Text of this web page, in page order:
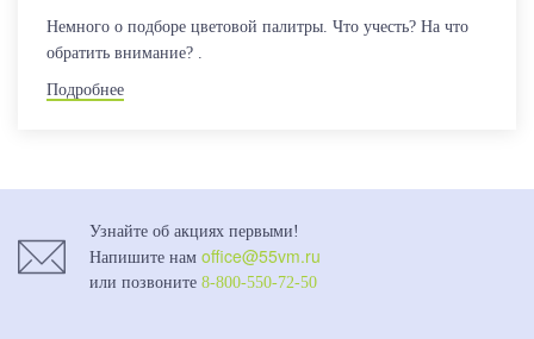
Немного о подборе цветовой палитры. Что учесть? На что
обратить внимание? .
Подробнее
Узнайте об акциях первыми!
Напишите нам office@55vm.ru
или позвоните 8-800-550-72-50